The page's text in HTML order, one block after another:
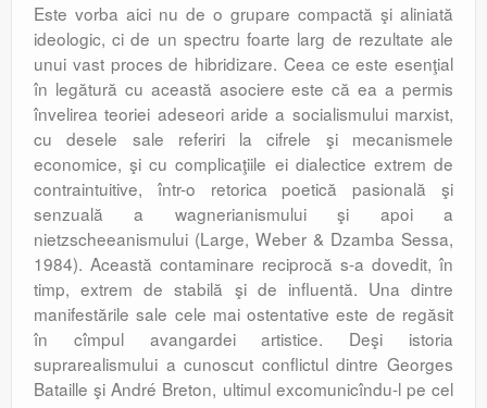
Este vorba aici nu de o grupare compactă şi aliniată
ideologic, ci de un spectru foarte larg de rezultate ale
unui vast proces de hibridizare. Ceea ce este esenţial
în legătură cu această asociere este că ea a permis
învelirea teoriei adeseori aride a socialismului marxist,
cu desele sale referiri la cifrele şi mecanismele
economice, şi cu complicaţiile ei dialectice extrem de
contraintuitive, într-o retorica poetică pasională şi
senzuală a wagnerianismului şi apoi a
nietzscheeanismului (Large, Weber & Dzamba Sessa,
1984). Această contaminare reciprocă s-a dovedit, în
timp, extrem de stabilă şi de influentă. Una dintre
manifestările sale cele mai ostentative este de regăsit
în cîmpul avangardei artistice. Deşi istoria
suprarealismului a cunoscut conflictul dintre Georges
Bataille şi André Breton, ultimul excomunicîndu-l pe cel